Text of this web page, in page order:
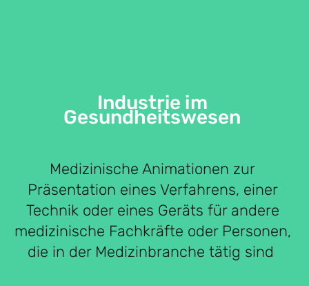
Industrie im
Gesundheitswesen
Medizinische Animationen zur
Präsentation eines Verfahrens, einer
Technik oder eines Geräts für andere
medizinische Fachkräfte oder Personen,
die in der Medizinbranche tätig sind